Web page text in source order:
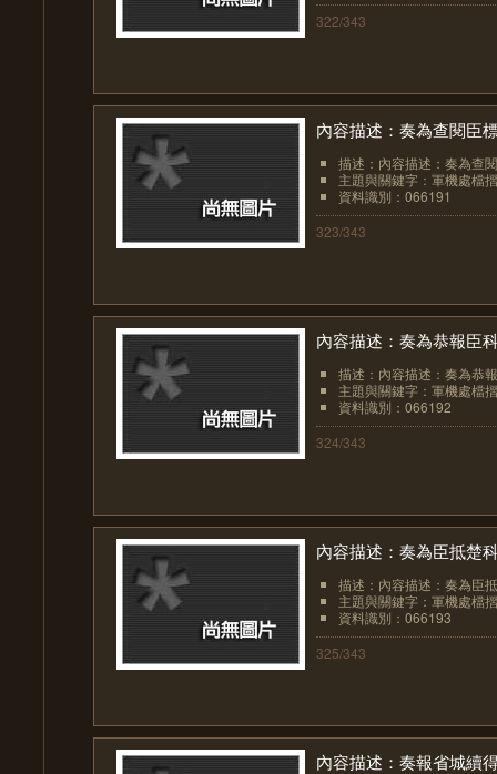
322/343
內容描述：奏為查閱臣
描述：內容描述：奏為查
主題與關鍵字：軍機處檔
資料識別：066191
323/343
內容描述：奏為恭報臣
描述：內容描述：奏為恭
主題與關鍵字：軍機處檔
資料識別：066192
324/343
內容描述：奏為臣抵楚
描述：內容描述：奏為臣
主題與關鍵字：軍機處檔
資料識別：066193
325/343
內容描述：奏報省城續